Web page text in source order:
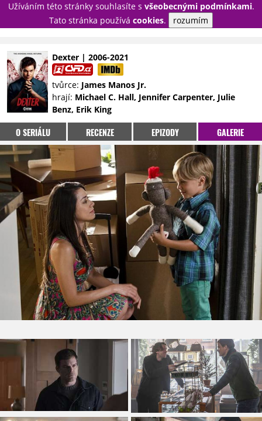
Užíváním této stránky souhlasíte s všeobecnými podmínkami.
Tato stránka používá cookies. rozumím
PŘIHLÁSIT
NOVINKY
TÉMATA
RECENZE
EPIZODY
KULT
TRAILERY
GALERIE
DISKUZE
STATISTIKY
TIRÁŽ
Dexter | 2006-2021
tvůrce: James Manos Jr.
hrají: Michael C. Hall, Jennifer Carpenter, Julie
Benz, Erik King
O SERIÁLU RECENZE EPIZODY GALERIE